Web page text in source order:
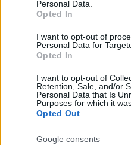
Personal Data.
Opted In
I want to opt-out of
Personal Data for
Opted In
I want to opt-out of
Retention, Sale, and/or
Personal Data that Is
Purposes for which it
Opted Out
Google consents
Αργεντινικά ΜΜΕ:
08.08.2026